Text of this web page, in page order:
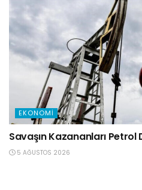
EKONOMI
Savaşın Kazananları Petrol
5 AĞUSTOS 2026